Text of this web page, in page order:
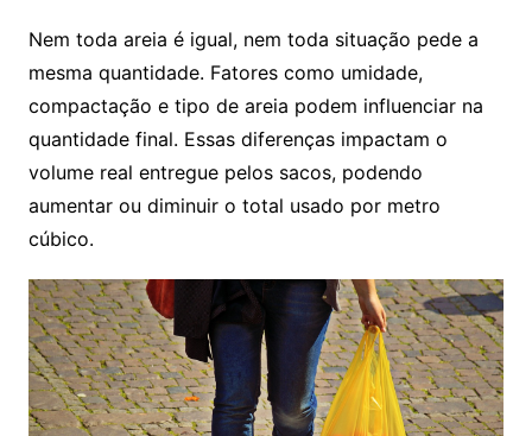
Nem toda areia é igual, nem toda situação pede a
mesma quantidade. Fatores como umidade,
compactação e tipo de areia podem influenciar na
quantidade final. Essas diferenças impactam o
volume real entregue pelos sacos, podendo
aumentar ou diminuir o total usado por metro
cúbico.